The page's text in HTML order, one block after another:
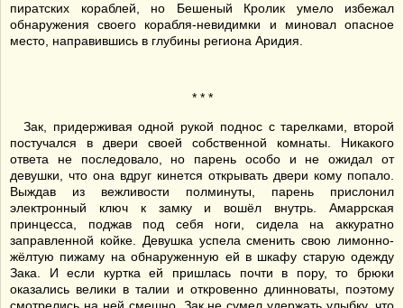
пиратских кораблей, но Бешеный Кролик умело избежал
обнаружения своего корабля-невидимки и миновал опасное
место, направившись в глубины региона Аридия.
* * *
Зак, придерживая одной рукой поднос с тарелками, второй
постучался в двери своей собственной комнаты. Никакого
ответа не последовало, но парень особо и не ожидал от
девушки, что она вдруг кинется открывать двери кому попало.
Выждав из вежливости полминуты, парень прислонил
электронный ключ к замку и вошёл внутрь. Амаррская
принцесса, поджав под себя ноги, сидела на аккуратно
заправленной койке. Девушка успела сменить свою лимонно-
жёлтую пижаму на обнаруженную ей в шкафу старую одежду
Зака. И если куртка ей пришлась почти в пору, то брюки
оказались велики в талии и откровенно длинноваты, поэтому